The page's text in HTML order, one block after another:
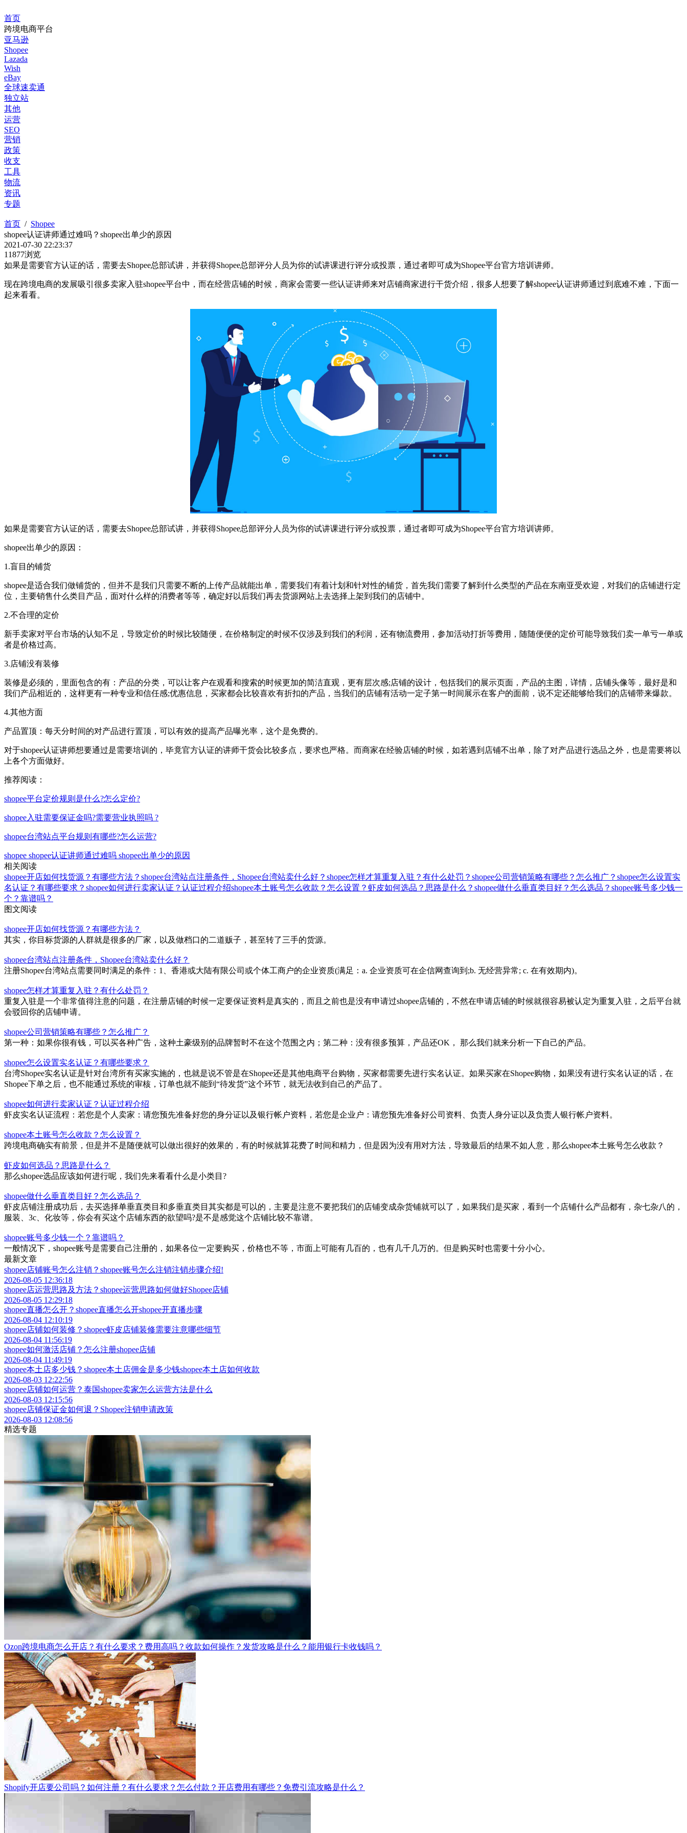
首页
跨境电商平台
亚马逊
Shopee
Lazada
Wish
eBay
全球速卖通
独立站
其他
运营
SEO
营销
政策
收支
工具
物流
资讯
专题
首页 / Shopee
shopee认证讲师通过难吗？shopee出单少的原因
2021-07-30 22:23:37
11877浏览
如果是需要官方认证的话，需要去Shopee总部试讲，并获得Shopee总部评分人员为你的试讲课进行评分或投票，通过者即可成为Shopee平台官方培训讲师。
现在跨境电商的发展吸引很多卖家入驻shopee平台中，而在经营店铺的时候，商家会需要一些认证讲师来对店铺商家进行干货介绍，很多人想要了解shopee认证讲师通过到底难不难，下面一
起来看看。
如果是需要官方认证的话，需要去Shopee总部试讲，并获得Shopee总部评分人员为你的试讲课进行评分或投票，通过者即可成为Shopee平台官方培训讲师。
shopee出单少的原因：
1.盲目的铺货
shopee是适合我们做铺货的，但并不是我们只需要不断的上传产品就能出单，需要我们有着计划和针对性的铺货，首先我们需要了解到什么类型的产品在东南亚受欢迎，对我们的店铺进行定
位，主要销售什么类目产品，面对什么样的消费者等等，确定好以后我们再去货源网站上去选择上架到我们的店铺中。
2.不合理的定价
新手卖家对平台市场的认知不足，导致定价的时候比较随便，在价格制定的时候不仅涉及到我们的利润，还有物流费用，参加活动打折等费用，随随便便的定价可能导致我们卖一单亏一单或
者是价格过高。
3.店铺没有装修
装修是必须的，里面包含的有：产品的分类，可以让客户在观看和搜索的时候更加的简洁直观，更有层次感;店铺的设计，包括我们的展示页面，产品的主图，详情，店铺头像等，最好是和
我们产品相近的，这样更有一种专业和信任感;优惠信息，买家都会比较喜欢有折扣的产品，当我们的店铺有活动一定子第一时间展示在客户的面前，说不定还能够给我们的店铺带来爆款。
4.其他方面
产品置顶：每天分时间的对产品进行置顶，可以有效的提高产品曝光率，这个是免费的。
对于shopee认证讲师想要通过是需要培训的，毕竟官方认证的讲师干货会比较多点，要求也严格。而商家在经验店铺的时候，如若遇到店铺不出单，除了对产品进行选品之外，也是需要将以
上各个方面做好。
推荐阅读：
shopee平台定价规则是什么?怎么定价?
shopee入驻需要保证金吗?需要营业执照吗 ?
shopee台湾站点平台规则有哪些?怎么运营?
shopee shopee认证讲师通过难吗 shopee出单少的原因
相关阅读
shopee开店如何找货源？有哪些方法？ shopee台湾站点注册条件，Shopee台湾站卖什么好？ shopee怎样才算重复入驻？有什么处罚？ shopee公司营销策略有哪些？怎么推广？ shopee怎么设置实
名认证？有哪些要求？ shopee如何进行卖家认证？认证过程介绍shopee本土账号怎么收款？怎么设置？ 虾皮如何选品？思路是什么？ shopee做什么垂直类目好？怎么选品？ shopee账号多少钱一
个？靠谱吗？
图文阅读
shopee开店如何找货源？有哪些方法？
其实，你目标货源的人群就是很多的厂家，以及做档口的二道贩子，甚至转了三手的货源。
shopee台湾站点注册条件，Shopee台湾站卖什么好？
注册Shopee台湾站点需要同时满足的条件：1、香港或大陆有限公司或个体工商户的企业资质(满足：a. 企业资质可在企信网查询到;b. 无经营异常; c. 在有效期内)。
shopee怎样才算重复入驻？有什么处罚？
重复入驻是一个非常值得注意的问题，在注册店铺的时候一定要保证资料是真实的，而且之前也是没有申请过shopee店铺的，不然在申请店铺的时候就很容易被认定为重复入驻，之后平台就
会驳回你的店铺申请。
shopee公司营销策略有哪些？怎么推广？
第一种：如果你很有钱，可以买各种广告，这种土豪级别的品牌暂时不在这个范围之内；第二种：没有很多预算，产品还OK， 那么我们就来分析一下自己的产品。
shopee怎么设置实名认证？有哪些要求？
台湾Shopee实名认证是针对台湾所有买家实施的，也就是说不管是在Shopee还是其他电商平台购物，买家都需要先进行实名认证。如果买家在Shopee购物，如果没有进行实名认证的话，在
Shopee下单之后，也不能通过系统的审核，订单也就不能到“待发货”这个环节，就无法收到自己的产品了。
shopee如何进行卖家认证？认证过程介绍
虾皮实名认证流程：若您是个人卖家：请您预先准备好您的身分证以及银行帐户资料，若您是企业户：请您预先准备好公司资料、负责人身分证以及负责人银行帐户资料。
shopee本土账号怎么收款？怎么设置？
跨境电商确实有前景，但是并不是随便就可以做出很好的效果的，有的时候就算花费了时间和精力，但是因为没有用对方法，导致最后的结果不如人意，那么shopee本土账号怎么收款？
虾皮如何选品？思路是什么？
那么shopee选品应该如何进行呢，我们先来看看什么是小类目?
shopee做什么垂直类目好？怎么选品？
虾皮店铺注册成功后，去买选择单垂直类目和多垂直类目其实都是可以的，主要是注意不要把我们的店铺变成杂货铺就可以了，如果我们是买家，看到一个店铺什么产品都有，杂七杂八的，
服装、3c、化妆等，你会有买这个店铺东西的欲望吗?是不是感觉这个店铺比较不靠谱。
shopee账号多少钱一个？靠谱吗？
一般情况下，shopee账号是需要自己注册的，如果各位一定要购买，价格也不等，市面上可能有几百的，也有几千几万的。但是购买时也需要十分小心。
最新文章
shopee店铺账号怎么注销？shopee账号怎么注销注销步骤介绍!
2026-08-05 12:36:18
shopee店运营思路及方法？shopee运营思路如何做好Shopee店铺
2026-08-05 12:29:18
shopee直播怎么开？shopee直播怎么开shopee开直播步骤
2026-08-04 12:10:19
shopee店铺如何装修？shopee虾皮店铺装修需要注意哪些细节
2026-08-04 11:56:19
shopee如何激活店铺？怎么注册shopee店铺
2026-08-04 11:49:19
shopee本土店多少钱？shopee本土店佣金是多少钱shopee本土店如何收款
2026-08-03 12:22:56
shopee店铺如何运营？泰国shopee卖家怎么运营方法是什么
2026-08-03 12:15:56
shopee店铺保证金如何退？Shopee注销申请政策
2026-08-03 12:08:56
精选专题
Ozon跨境电商怎么开店？有什么要求？费用高吗？收款如何操作？发货攻略是什么？能用银行卡收钱吗？
Shopify开店要公司吗？如何注册？有什么要求？怎么付款？开店费用有哪些？免费引流攻略是什么？